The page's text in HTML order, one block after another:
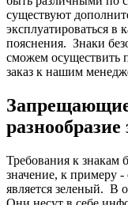
существуют
эксплуатироваться в
пояснения. Знаки
сможем осуществить
заказ к нашим
разнообразие
Требования к знакам
значение, к примеру
является зеленый. В